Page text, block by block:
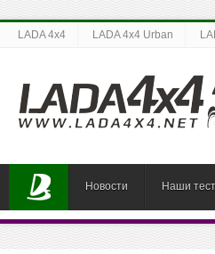
LADA 4x4 LADA 4x4 Urban
Новости Наши